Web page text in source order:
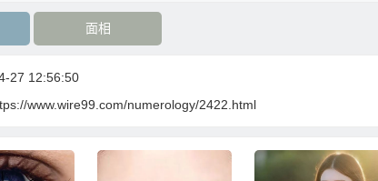
面相
27 12:56:50
www.wire99.com/numerology/2422.html